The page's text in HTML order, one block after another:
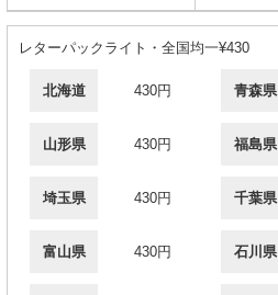
レターパックライト・全国均一¥430
北海道 430円 青森県
山形県 430円 福島県
埼玉県 430円 千葉県
富山県 430円 石川県